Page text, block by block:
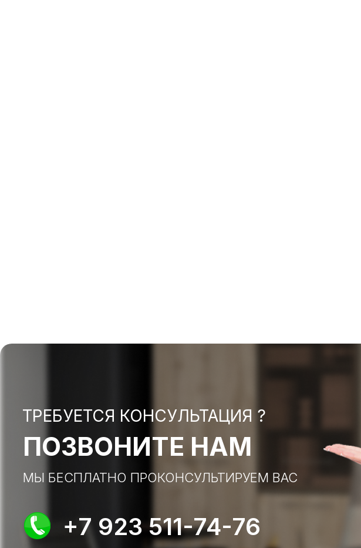
ТРЕБУЕТСЯ КОНСУЛЬТАЦИЯ ?
ПОЗВОНИТЕ НАМ
МЫ БЕСПЛАТНО ПРОКОНСУЛЬТИРУЕМ ВАС
+7 923 511-74-76